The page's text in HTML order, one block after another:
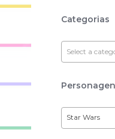
Categorias
Select a
Star Wars